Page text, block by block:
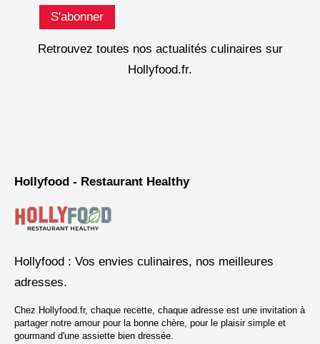
S'abonner
Retrouvez toutes nos actualités culinaires sur
Hollyfood.fr.
Hollyfood - Restaurant Healthy
Hollyfood : Vos envies culinaires, nos meilleures
adresses.
Chez Hollyfood.fr, chaque recette, chaque adresse est une invitation à
partager notre amour pour la bonne chère, pour le plaisir simple et
gourmand d'une assiette bien dressée.